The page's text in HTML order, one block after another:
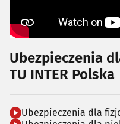
Ubezpieczenia
TU INTER Polska
Ubezpieczenia dla